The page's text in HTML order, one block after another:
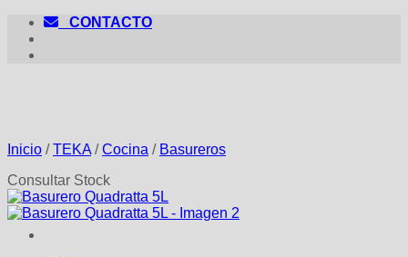
Saltar
contenido
CONTACTO
Inicio / TEKA / Cocina / Basureros
Consultar Stock